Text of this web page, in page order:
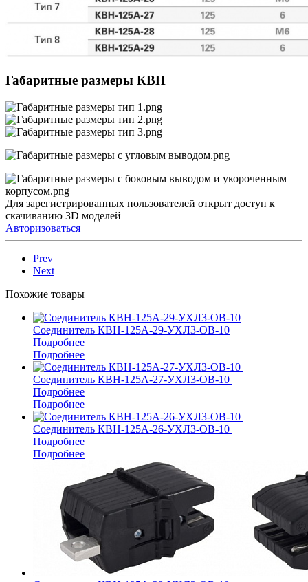
Габаритные размеры КВН
Для зарегистрированных пользователей открыт доступ к
скачиванию 3D моделей
Авторизоваться
Prev
Next
Похожие товары
Соединитель КВН-125А-29-УХЛ3-ОВ-10
Подробнее
Подробнее
Соединитель КВН-125А-27-УХЛ3-ОВ-10
Подробнее
Подробнее
Соединитель КВН-125А-26-УХЛ3-ОВ-10
Подробнее
Подробнее